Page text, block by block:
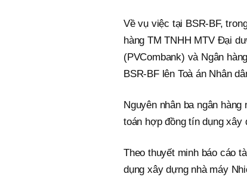
Về vụ việc tại BSR-BF,
hàng TM TNHH MTV Đại
(PVCombank) và Ngân
BSR-BF lên Toà án Nhân
Nguyên nhân ba ngân
toán hợp đồng tín dụng xây
Theo thuyết minh báo cáo
dụng xây dựng nhà máy